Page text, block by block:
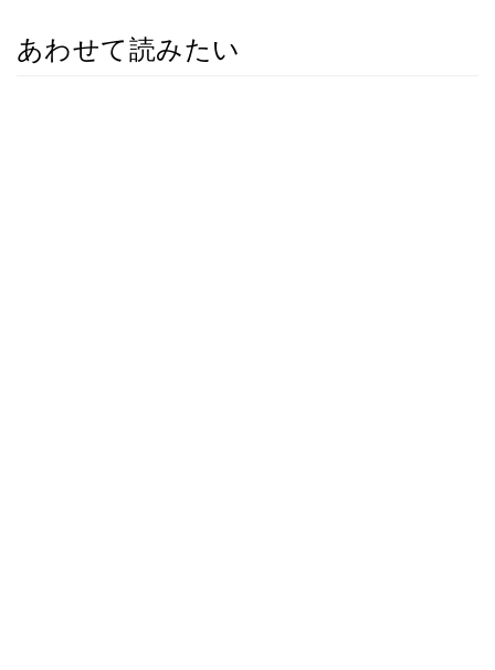
あわせて読みたい